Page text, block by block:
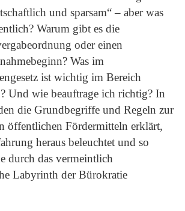
und sparsam“ – aber was
Warum gibt es die
oder einen
Was im
ist wichtig im Bereich
Und wie beauftrage ich richtig? In
die Grundbegriffe und Regeln zur
öffentlichen Fördermitteln erklärt,
heraus beleuchtet und so
durch das vermeintlich
Labyrinth der Bürokratie